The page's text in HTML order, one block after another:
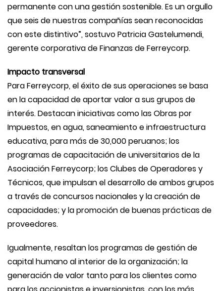
permanente con una gestión sostenible. Es un orgullo
que seis de nuestras compañías sean reconocidas
con este distintivo”, sostuvo Patricia Gastelumendi,
gerente corporativa de Finanzas de Ferreycorp.
Impacto transversal
Para Ferreycorp, el éxito de sus operaciones se basa
en la capacidad de aportar valor a sus grupos de
interés. Destacan iniciativas como las Obras por
Impuestos, en agua, saneamiento e infraestructura
educativa, para más de 30,000 peruanos; los
programas de capacitación de universitarios de la
Asociación Ferreycorp; los Clubes de Operadores y
Técnicos, que impulsan el desarrollo de ambos grupos
a través de concursos nacionales y la creación de
capacidades; y la promoción de buenas prácticas de
proveedores.
Igualmente, resaltan los programas de gestión de
capital humano al interior de la organización; la
generación de valor tanto para los clientes como